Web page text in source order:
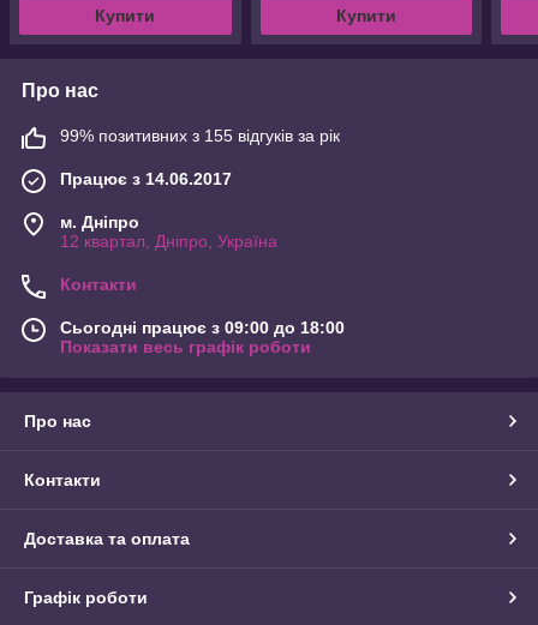
Купити Купити
Про нас
99% позитивних з 155 відгуків за рік
Працює з 14.06.2017
м. Дніпро
12 квартал, Дніпро, Україна
Контакти
Сьогодні працює з 09:00 до 18:00
Показати весь графік роботи
Про нас
Контакти
Доставка та оплата
Графік роботи